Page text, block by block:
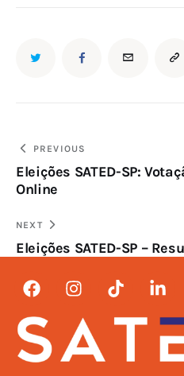
PREVIOUS
Eleições SATED-SP:
Online
NEXT
Eleições SATED-SP –